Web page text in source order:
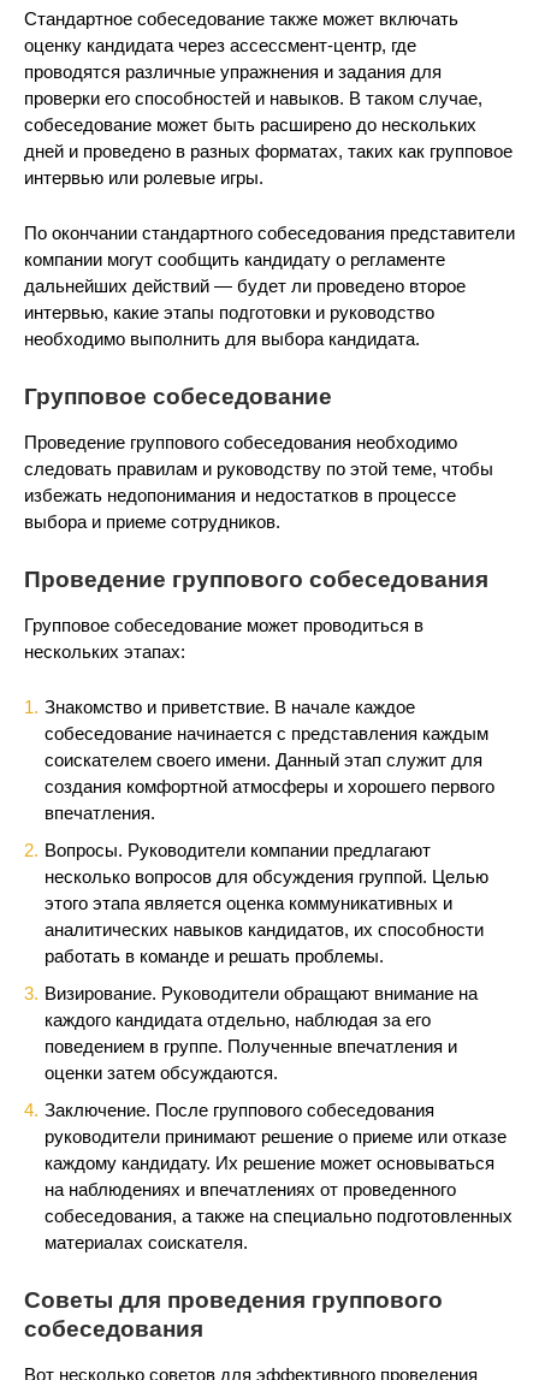
Стандартное собеседование также может включать
оценку кандидата через ассессмент-центр, где
проводятся различные упражнения и задания для
проверки его способностей и навыков. В таком случае,
собеседование может быть расширено до нескольких
дней и проведено в разных форматах, таких как групповое
интервью или ролевые игры.
По окончании стандартного собеседования представители
компании могут сообщить кандидату о регламенте
дальнейших действий — будет ли проведено второе
интервью, какие этапы подготовки и руководство
необходимо выполнить для выбора кандидата.
Групповое собеседование
Проведение группового собеседования необходимо
следовать правилам и руководству по этой теме, чтобы
избежать недопонимания и недостатков в процессе
выбора и приеме сотрудников.
Проведение группового собеседования
Групповое собеседование может проводиться в
нескольких этапах:
Знакомство и приветствие. В начале каждое
собеседование начинается с представления каждым
соискателем своего имени. Данный этап служит для
создания комфортной атмосферы и хорошего первого
впечатления.
Вопросы. Руководители компании предлагают
несколько вопросов для обсуждения группой. Целью
этого этапа является оценка коммуникативных и
аналитических навыков кандидатов, их способности
работать в команде и решать проблемы.
Визирование. Руководители обращают внимание на
каждого кандидата отдельно, наблюдая за его
поведением в группе. Полученные впечатления и
оценки затем обсуждаются.
Заключение. После группового собеседования
руководители принимают решение о приеме или отказе
каждому кандидату. Их решение может основываться
на наблюдениях и впечатлениях от проведенного
собеседования, а также на специально подготовленных
материалах соискателя.
Советы для проведения группового
собеседования
Вот несколько советов для эффективного проведения